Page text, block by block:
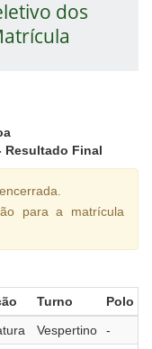
dos
Resultado Final
para a matrícula
Turno
Polo
Vespertino
-